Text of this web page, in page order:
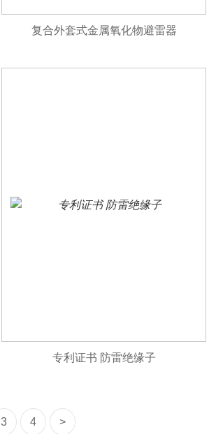
复合外套式金属氧化物避雷器
专利证书 防雷绝缘子
3 4 >